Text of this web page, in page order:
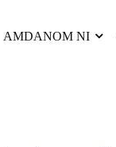
AMDANOM NI